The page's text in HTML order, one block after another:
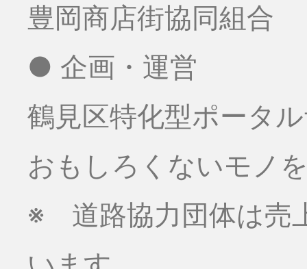
豊岡商店街協同組合
● 企画・運営
鶴見区特化型ポータ
おもしろくないモノ
※ 道路協力団体は売